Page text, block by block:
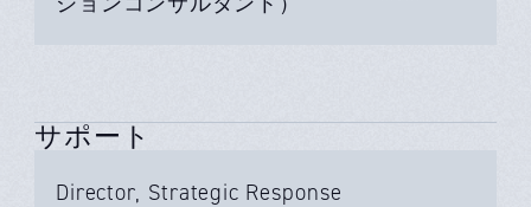
サポート
Director, Strategic Response